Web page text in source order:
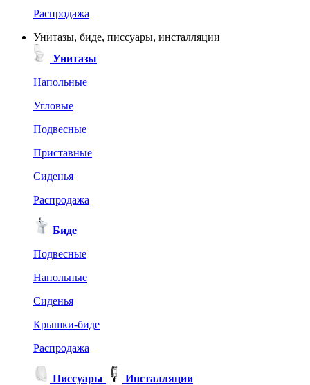
Распродажа
Унитазы, биде, писсуары, инсталляции
Унитазы
Напольные
Угловые
Подвесные
Приставные
Сиденья
Распродажа
Биде
Подвесные
Напольные
Сиденья
Крышки-биде
Распродажа
Писсуары
Инсталляции